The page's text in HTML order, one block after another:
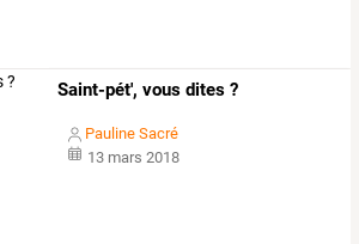
Saint-pét', vous dites ?
Pauline Sacré
13 mars 2018